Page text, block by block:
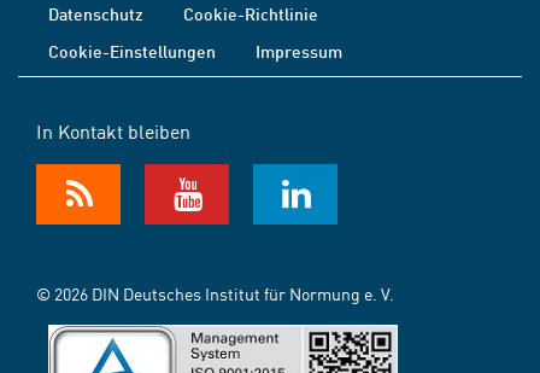
Datenschutz
Cookie-Richtlinie
Cookie-Einstellungen
Impressum
In Kontakt bleiben
© 2026 DIN Deutsches Institut für Normung e. V.